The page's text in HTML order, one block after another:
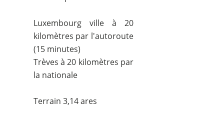
Luxembourg ville à 20
kilomètres par l'autoroute
(15 minutes)
Trèves à 20 kilomètres par
la nationale
Terrain 3,14 ares